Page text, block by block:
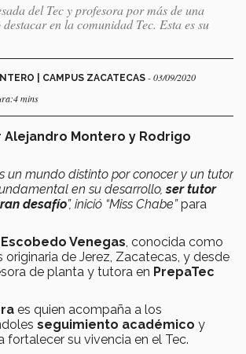
del Tec y profesora por más de una
en la comunidad Tec. Esta es su
| CAMPUS ZACATECAS - 03/09/2020
mins
Alejandro Montero y Rodrigo
un mundo distinto por conocer y un tutor
en su desarrollo,ser tutor
desafío”, inició “Miss Chabe”para
Venegas , conocida como
originaria de Jerez, Zacatecas, y desde
de planta y tutora en PrepaTec
es quien acompaña a los
seguimiento académico y
fortalecer su vivencia en el Tec.